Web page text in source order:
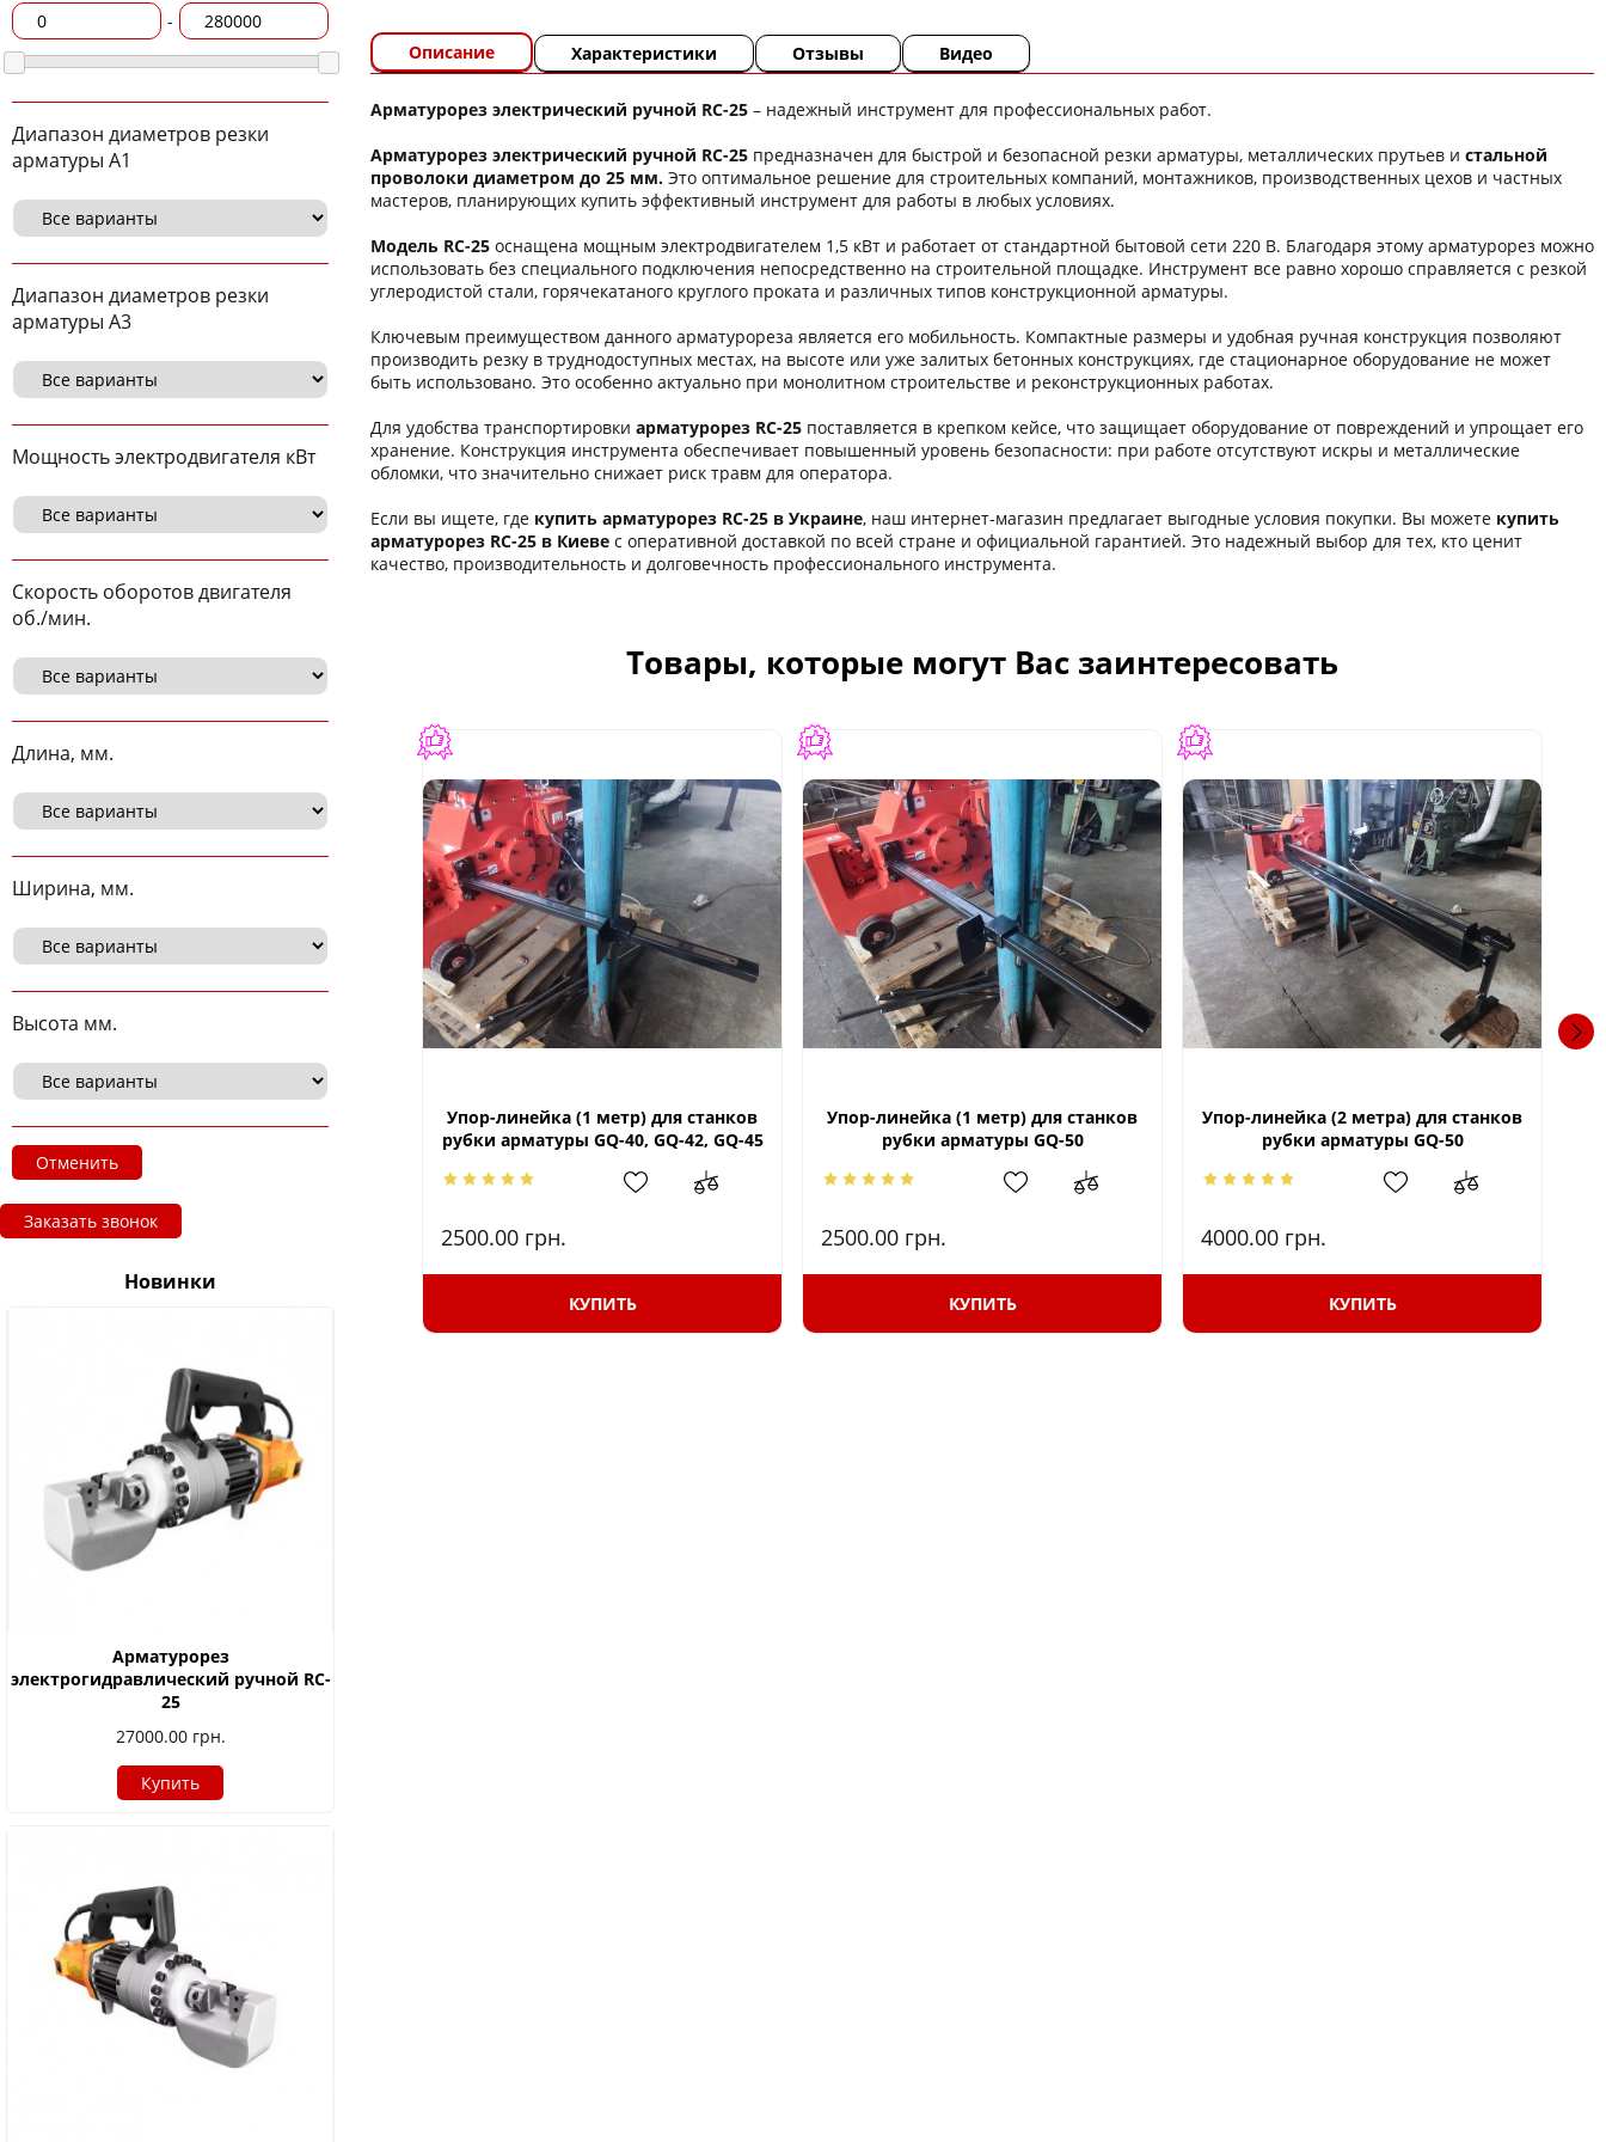
-
Диапазон диаметров резки
арматуры А1
Диапазон диаметров резки
арматуры А3
Мощность электродвигателя кВт
Скорость оборотов двигателя
об./мин.
Длина, мм.
Ширина, мм.
Высота мм.
Отменить
Заказать звонок
Новинки
Арматурорез
электрогидравлический ручной RC-
25
27000.00 грн.
Купить
Описание Характеристики Отзывы Видео
Арматурорез электрический ручной RC-25 – надежный инструмент для профессиональных работ.
Арматурорез электрический ручной RC-25 предназначен для быстрой и безопасной резки арматуры, металлических прутьев и стальной
проволоки диаметром до 25 мм. Это оптимальное решение для строительных компаний, монтажников, производственных цехов и частных
мастеров, планирующих купить эффективный инструмент для работы в любых условиях.
Модель RC-25 оснащена мощным электродвигателем 1,5 кВт и работает от стандартной бытовой сети 220 В. Благодаря этому арматурорез можно
использовать без специального подключения непосредственно на строительной площадке. Инструмент все равно хорошо справляется с резкой
углеродистой стали, горячекатаного круглого проката и различных типов конструкционной арматуры.
Ключевым преимуществом данного арматурореза является его мобильность. Компактные размеры и удобная ручная конструкция позволяют
производить резку в труднодоступных местах, на высоте или уже залитых бетонных конструкциях, где стационарное оборудование не может
быть использовано. Это особенно актуально при монолитном строительстве и реконструкционных работах.
Для удобства транспортировки арматурорез RC-25 поставляется в крепком кейсе, что защищает оборудование от повреждений и упрощает его
хранение. Конструкция инструмента обеспечивает повышенный уровень безопасности: при работе отсутствуют искры и металлические
обломки, что значительно снижает риск травм для оператора.
Если вы ищете, где купить арматурорез RC-25 в Украине, наш интернет-магазин предлагает выгодные условия покупки. Вы можете купить
арматурорез RC-25 в Киеве с оперативной доставкой по всей стране и официальной гарантией. Это надежный выбор для тех, кто ценит
качество, производительность и долговечность профессионального инструмента.
Товары, которые могут Вас заинтересовать
Упор-линейка (1 метр) для станков
рубки арматуры GQ-40, GQ-42, GQ-45
2500.00 грн.
КУПИТЬ
Упор-линейка (1 метр) для станков
рубки арматуры GQ-50
2500.00 грн.
КУПИТЬ
Упор-линейка (2 метра) для станков
рубки арматуры GQ-50
4000.00 грн.
КУПИТЬ